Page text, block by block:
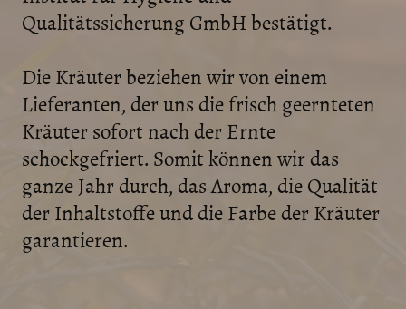
Qualitätssicherung GmbH bestätigt.
Die Kräuter beziehen wir von einem
Lieferanten, der uns die frisch geernteten
Kräuter sofort nach der Ernte
schockgefriert. Somit können wir das
ganze Jahr durch, das Aroma, die Qualität
der Inhaltstoffe und die Farbe der Kräuter
garantieren.